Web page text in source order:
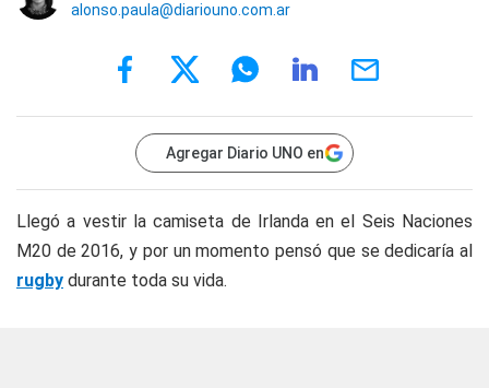
alonso.paula@diariouno.com.ar
Agregar Diario UNO en
Llegó a vestir la camiseta de Irlanda en el Seis Naciones
M20 de 2016, y por un momento pensó que se dedicaría al
rugby durante toda su vida.